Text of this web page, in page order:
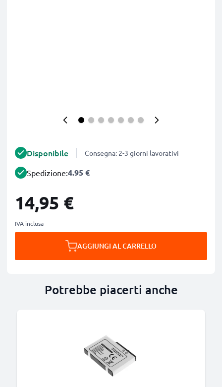
Disponibile Consegna: 2-3 giorni lavorativi
Spedizione:4.95 €
14,95 €
IVA inclusa
AGGIUNGI AL CARRELLO
Potrebbe piacerti anche